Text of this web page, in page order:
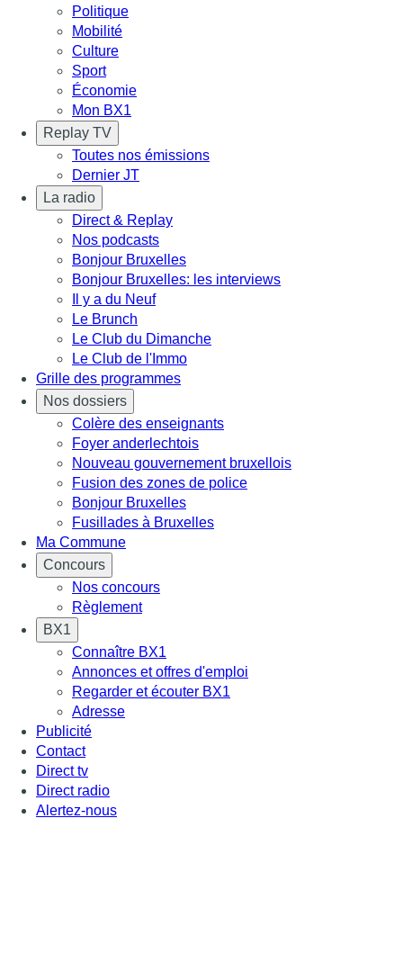
Politique
Mobilité
Culture
Sport
Économie
Mon BX1
Replay TV
Toutes nos émissions
Dernier JT
La radio
Direct & Replay
Nos podcasts
Bonjour Bruxelles
Bonjour Bruxelles: les interviews
Il y a du Neuf
Le Brunch
Le Club du Dimanche
Le Club de l'Immo
Grille des programmes
Nos dossiers
Colère des enseignants
Foyer anderlechtois
Nouveau gouvernement bruxellois
Fusion des zones de police
Bonjour Bruxelles
Fusillades à Bruxelles
Ma Commune
Concours
Nos concours
Règlement
BX1
Connaître BX1
Annonces et offres d'emploi
Regarder et écouter BX1
Adresse
Publicité
Contact
Direct tv
Direct radio
Alertez-nous